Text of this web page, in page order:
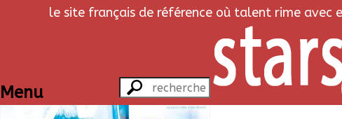
le site français de référence où talent rime avec
Menu